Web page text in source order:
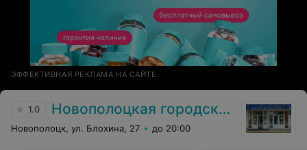
ЭФФЕКТИВНАЯ РЕКЛАМА НА САЙТЕ
1.0 Новополоцкая городская поликлиника №1
Новополоцк, ул. Блохина, 27 до 20:00